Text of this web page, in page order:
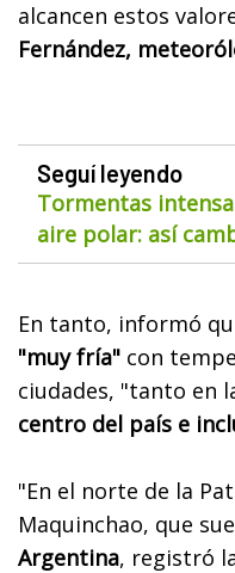
alcancen estos
Fernández,
Seguí leyendo
Tormentas
aire polar: así
En tanto, informó
"muy fría" con
ciudades, "tanto en
centro del país e
"En el norte de la
Maquinchao, que
Argentina, registró